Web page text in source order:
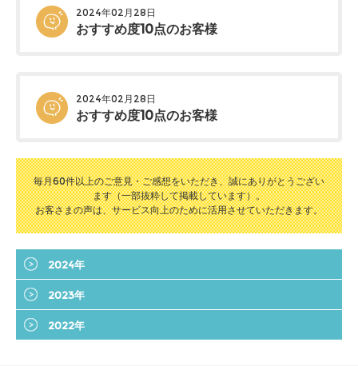
2024年02月28日
おすすめ度10点のお客様
2024年02月28日
おすすめ度10点のお客様
毎月60件以上のご意見・ご感想をいただき、誠にありがとうござい
ます（一部抜粋して掲載しています）。
お客さまの声は、サービス向上のために活用させていただきます。
2024年
2023年
2022年